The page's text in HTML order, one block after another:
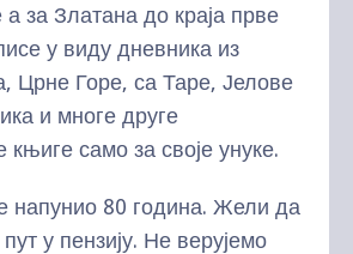
а за Златана до краја прве
у виду дневника из
Црне Горе, са Таре, Јелове
и многе друге
књиге само за своје унуке.
напунио 80 година. Жели да
у пензију. Не верујемо